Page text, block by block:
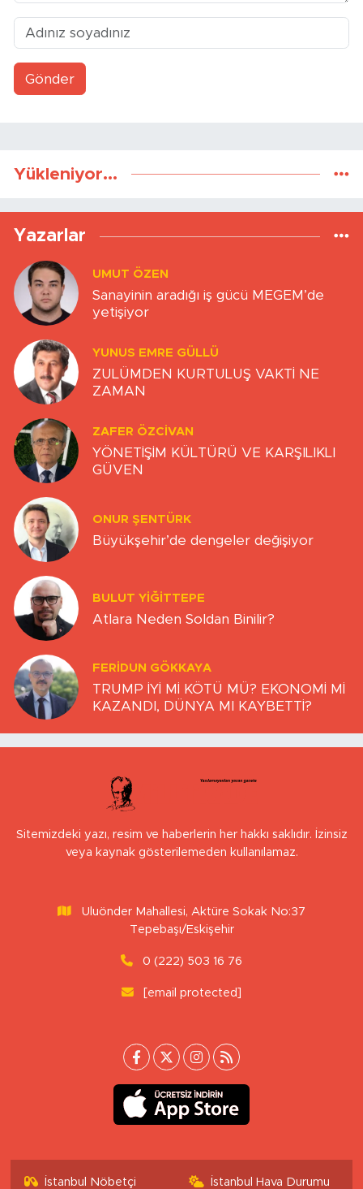
Gönder
Yükleniyor...
Yazarlar
UMUT ÖZEN
Sanayinin aradığı iş gücü MEGEM’de
yetişiyor
YUNUS EMRE GÜLLÜ
ZULÜMDEN KURTULUŞ VAKTİ NE
ZAMAN
ZAFER ÖZCIVAN
YÖNETİŞİM KÜLTÜRÜ VE KARŞILIKLI
GÜVEN
ONUR ŞENTÜRK
Büyükşehir’de dengeler değişiyor
BULUT YİĞİTTEPE
Atlara Neden Soldan Binilir?
FERIDUN GÖKKAYA
TRUMP İYİ Mİ KÖTÜ MÜ? EKONOMİ Mİ
KAZANDI, DÜNYA MI KAYBETTİ?
Sitemizdeki yazı, resim ve haberlerin her hakkı saklıdır. İzinsiz
veya kaynak gösterilemeden kullanılamaz.
Uluönder Mahallesi, Aktüre Sokak No:37
Tepebaşı/Eskişehir
0 (222) 503 16 76
[email protected]
İstanbul Nöbetçi
İstanbul Hava Durumu